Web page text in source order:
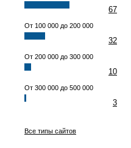
67
От 100 000 до 200 000
32
От 200 000 до 300 000
10
От 300 000 до 500 000
3
Все типы сайтов